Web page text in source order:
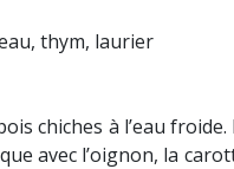
thym, laurier
chiches à l’eau
avec l’oignon, la